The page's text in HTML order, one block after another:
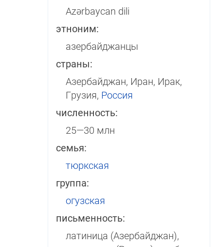
Azərbaycan dili
этноним:
азербайджанцы
страны:
Азербайджан, Иран, Ирак,
Грузия, Россия
численность:
25—30 млн
семья:
тюркская
группа:
огузская
письменность:
латиница (Азербайджан),